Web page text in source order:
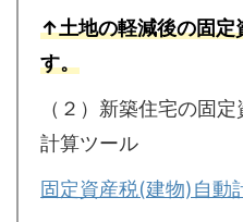
↑土地の軽減後の固定
す。
（２）新築住宅の固
計算ツール
固定資産税(建物)自動